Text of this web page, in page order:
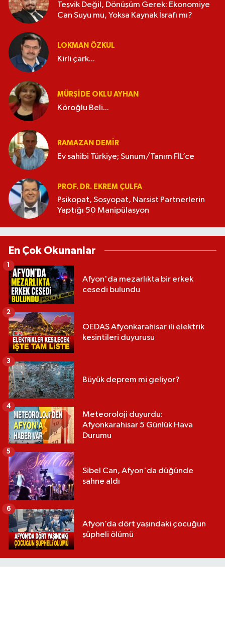
Teşvik Değil, Dönüşüm Gerek: Ekonomiye
Can Suyu mu, Yoksa Kaynak İsrafı mı?
LOKMAN ÖZKUL
Kirli çark...
MÜRŞIDE OKLU AYHAN
Köroğlu Beli...
RAMAZAN DEMİR
Ev sahibi Türkiye; Sunum/Tanım FİL’ce
PROF. DR. EKREM ÇULFA
Psikopat, Sosyopat, Narsist Partnerlerin
Yaptığı 50 Manipülasyon
En Çok Okunanlar
Afyon'da mezarlıkta bir erkek
cesedi bulundu
1
OEDAŞ Afyonkarahisar ili elektrik
kesintileri duyurusu
2
Büyük deprem mi geliyor?
3
Meteoroloji duyurdu:
Afyonkarahisar 5 Günlük Hava
Durumu
4
Sibel Can, Afyon'da düğünde
sahne aldı
5
Afyon’da dört yaşındaki çocuğun
şüpheli ölümü
6